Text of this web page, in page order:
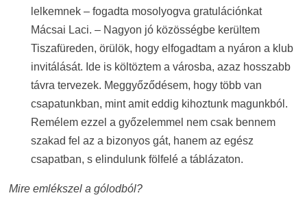
lelkemnek – fogadta mosolyogva gratulációnkat
Mácsai Laci. – Nagyon jó közösségbe kerültem
Tiszafüreden, örülök, hogy elfogadtam a nyáron a klub
invitálását. Ide is költöztem a városba, azaz hosszabb
távra tervezek. Meggyőződésem, hogy több van
csapatunkban, mint amit eddig kihoztunk magunkból.
Remélem ezzel a győzelemmel nem csak bennem
szakad fel az a bizonyos gát, hanem az egész
csapatban, s elindulunk fölfelé a táblázaton.
Mire emlékszel a gólodból?